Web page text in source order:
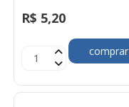
R$ 5,20
comprar